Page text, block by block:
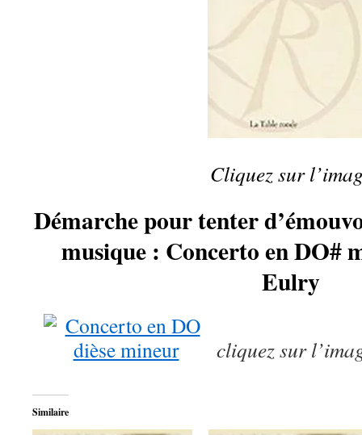
Cliquez sur
Démarche pour tenter
musique : Concerto en DO#
Eulry
cliquez sur
Similaire